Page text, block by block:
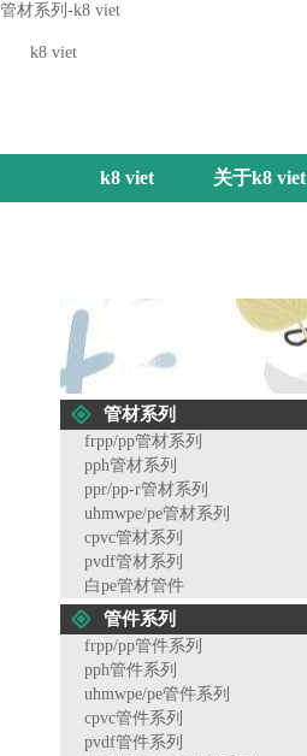
管材系列-k8 viet
k8 viet
k8 viet 关于k8 viet
管材系列
frpp/pp管材系列
pph管材系列
ppr/pp-r管材系列
uhmwpe/pe管材系列
cpvc管材系列
pvdf管材系列
白pe管材管件
管件系列
frpp/pp管件系列
pph管件系列
uhmwpe/pe管件系列
cpvc管件系列
pvdf管件系列